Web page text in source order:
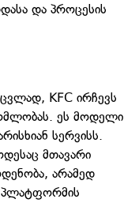
და პროცესის
KFC ირჩევს
ეს მოდელი
სერვისს.
მთავარი
არამედ
პლატფორმის